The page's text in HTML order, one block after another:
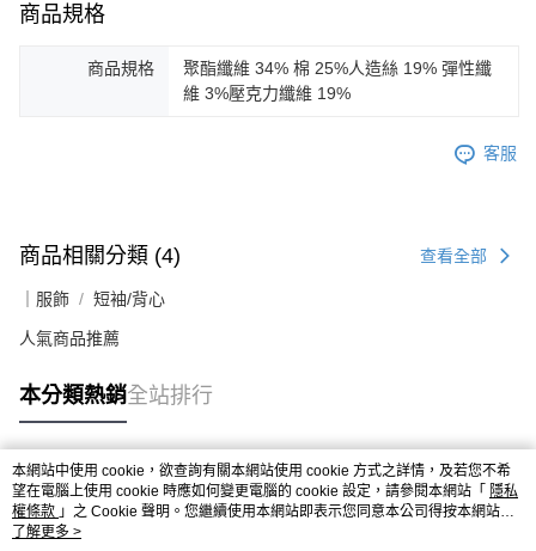
商品規格
商品規格
聚酯纖維 34% 棉 25%人造絲 19% 彈性纖
維 3%壓克力纖維 19%
客服
商品相關分類 (4) 查看全部
｜服飾 短袖/背心
人氣商品推薦
本分類熱銷全站排行
熱門標籤
本網站中使用 cookie，欲查詢有關本網站使用 cookie 方式之詳情，及若您不希
望在電腦上使用 cookie 時應如何變更電腦的 cookie 設定，請參閱本網站「 隱私
權條款 」之 Cookie 聲明。您繼續使用本網站即表示您同意本公司得按本網站使
用條款之 Cookie 聲明使用 cookie。
了解更多 >